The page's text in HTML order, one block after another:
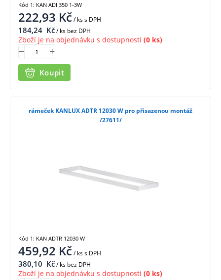
222,93 Kč/ kss DPH
184,24 Kč/ ks bez DPH
Zboží je na objednávku s dostupností (0 ks)
Koupit
Kód 1: KAN ADI 350 1-3W
rámeček KANLUX ADTR 12030 W pro přisazenou montáž
/27611/
459,92 Kč/ kss DPH
380,10 Kč/ ks bez DPH
Zboží je na objednávku s dostupností (0 ks)
Kód 1: KAN ADTR 12030 W